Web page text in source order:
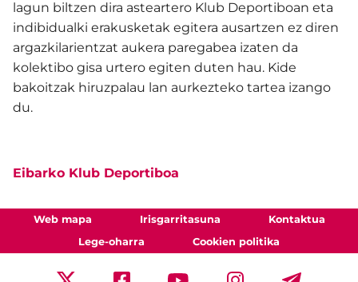
lagun biltzen dira asteartero Klub Deportiboan eta
indibidualki erakusketak egitera ausartzen ez diren
argazkilarientzat aukera paregabea izaten da
kolektibo gisa urtero egiten duten hau. Kide
bakoitzak hiruzpalau lan aurkezteko tartea izango
du.
Eibarko Klub Deportiboa
Web mapa Irisgarritasuna
Kontaktua
Lege-oharra
Cookien politika